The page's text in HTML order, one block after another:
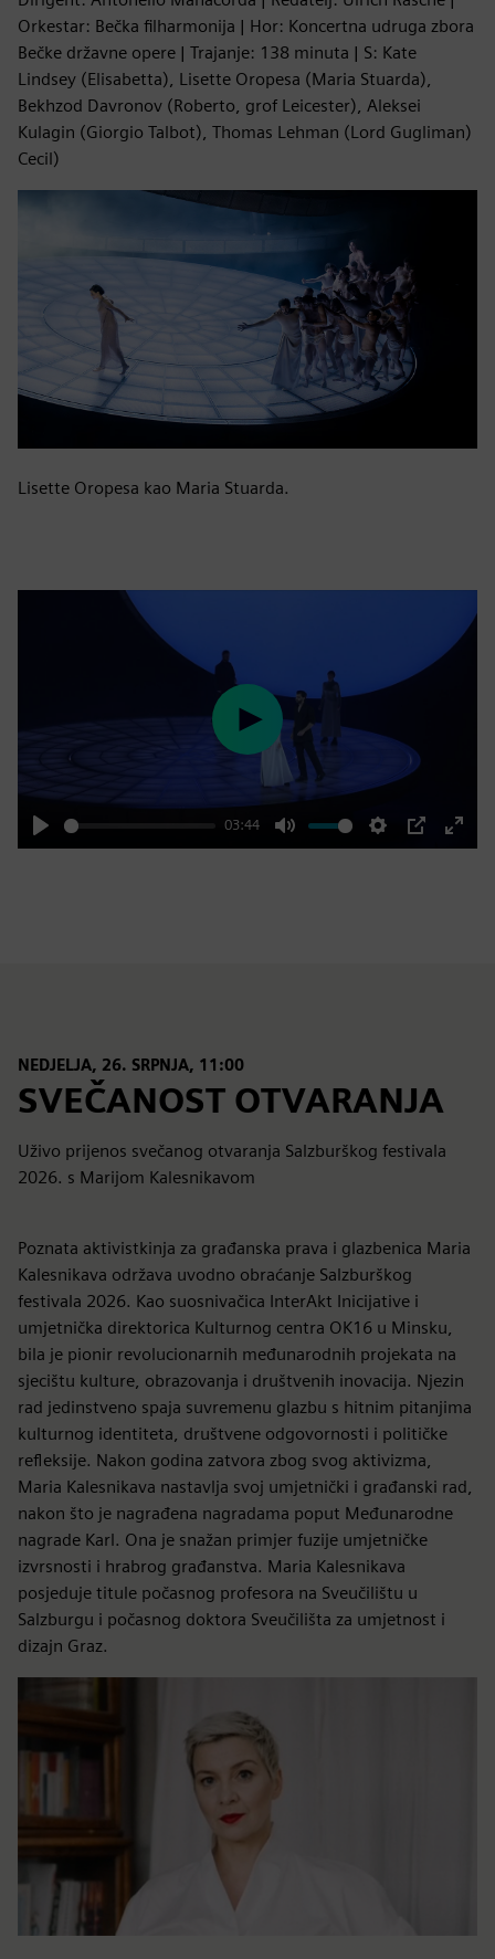
Orkestar: Bečka filharmonija | Hor: Koncertna udruga zbora
Bečke državne opere | Trajanje: 138 minuta | S: Kate
Lindsey (Elisabetta), Lisette Oropesa (Maria Stuarda),
Bekhzod Davronov (Roberto, grof Leicester), Aleksei
Kulagin (Giorgio Talbot), Thomas Lehman (Lord Gugliman)
Cecil)
Lisette Oropesa kao Maria Stuarda.
Play
03:44
Mute Settings
PIP
Enter
Play
NEDJELJA, 26. SRPNJA, 11:00
SVEČANOST OTVARANJA
Uživo prijenos svečanog otvaranja Salzburškog festivala
2026. s Marijom Kalesnikavom
Poznata aktivistkinja za građanska prava i glazbenica Maria
Kalesnikava održava uvodno obraćanje Salzburškog
festivala 2026. Kao suosnivačica InterAkt Inicijative i
umjetnička direktorica Kulturnog centra OK16 u Minsku,
bila je pionir revolucionarnih međunarodnih projekata na
sjecištu kulture, obrazovanja i društvenih inovacija. Njezin
rad jedinstveno spaja suvremenu glazbu s hitnim pitanjima
kulturnog identiteta, društvene odgovornosti i političke
refleksije. Nakon godina zatvora zbog svog aktivizma,
Maria Kalesnikava nastavlja svoj umjetnički i građanski rad,
nakon što je nagrađena nagradama poput Međunarodne
nagrade Karl. Ona je snažan primjer fuzije umjetničke
izvrsnosti i hrabrog građanstva. Maria Kalesnikava
posjeduje titule počasnog profesora na Sveučilištu u
Salzburgu i počasnog doktora Sveučilišta za umjetnost i
dizajn Graz.